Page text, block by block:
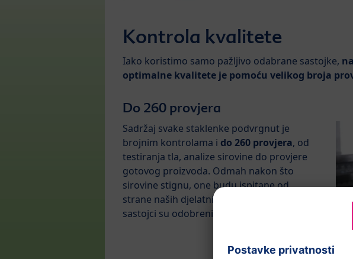
Kontrola kvalitete
Iako koristimo samo pažljivo odabrane sastojke,
optimalne kvalitete je pomoću velikog broja
Do 260 provjera
Sadržaj svake staklenke podvrgnut je
brojnim kontrolama i do 260 provjera, od
testiranja tla, analize sirovine do provjere
gotovog proizvoda. Odmah nakon što
sirovine stignu, one budu ispitane od
strane naših djelatnika i samo savršeni
sastojci su odobreni da idu na obradu.